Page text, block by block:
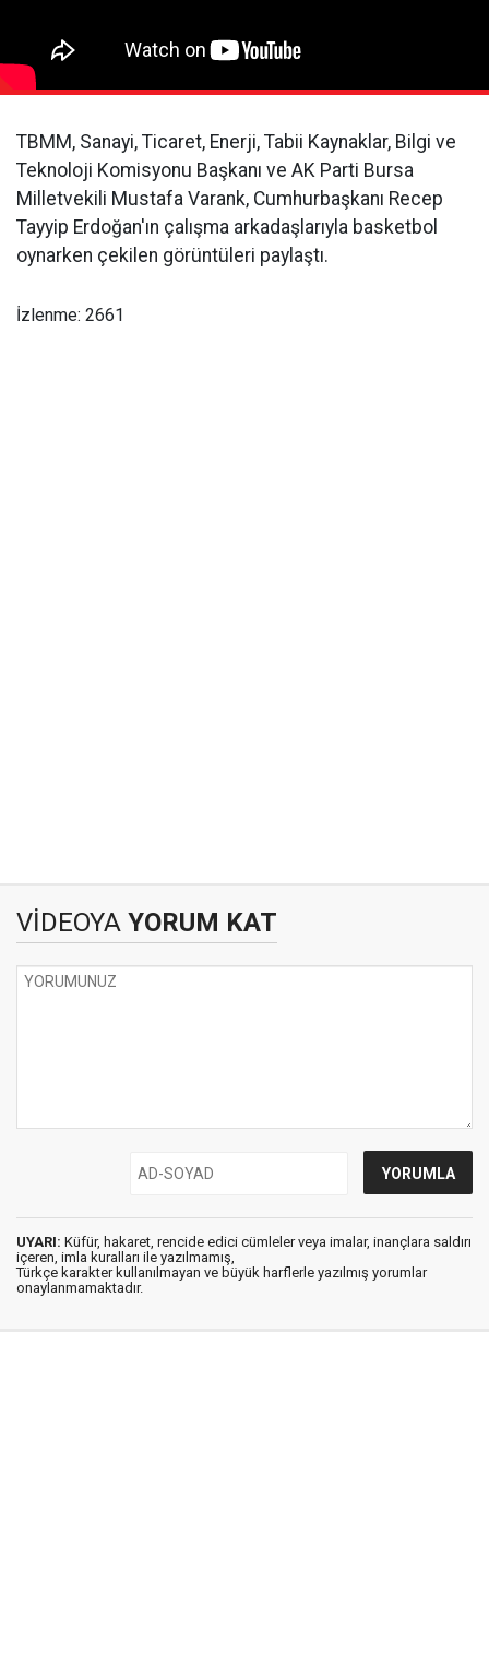
TBMM, Sanayi, Ticaret, Enerji, Tabii Kaynaklar, Bilgi ve
Teknoloji Komisyonu Başkanı ve AK Parti Bursa
Milletvekili Mustafa Varank, Cumhurbaşkanı Recep
Tayyip Erdoğan'ın çalışma arkadaşlarıyla basketbol
oynarken çekilen görüntüleri paylaştı.
İzlenme: 2661
VİDEOYA YORUM KAT
UYARI: Küfür, hakaret, rencide edici cümleler veya imalar, inançlara saldırı
içeren, imla kuralları ile yazılmamış,
Türkçe karakter kullanılmayan ve büyük harflerle yazılmış yorumlar
onaylanmamaktadır.